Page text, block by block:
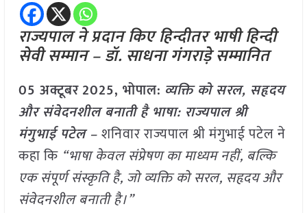
राज्यपाल ने प्रदान किए हिन्दीतर भाषी हिन्दी
सेवी सम्मान – डॉ. साधना गंगराड़े सम्मानित
05 अक्टूबर2025, भोपाल: व्यक्ति को सरल, सहृदय
और संवेदनशील बनाती है भाषा: राज्यपाल श्री
मंगुभाई पटेल –शनिवार राज्यपाल श्री मंगुभाई पटेल ने
कहा कि “भाषा केवल संप्रेषण का माध्यम नहीं, बल्कि
एक संपूर्ण संस्कृति है, जो व्यक्ति को सरल, सहृदय और
संवेदनशील बनाती है।”